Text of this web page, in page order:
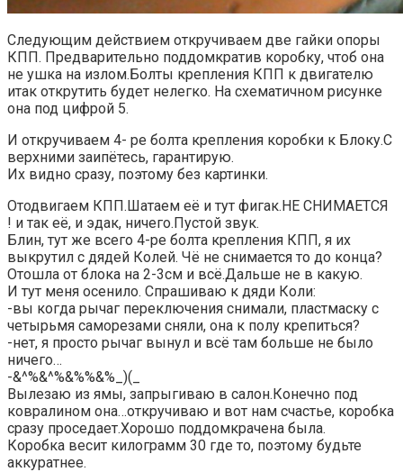
Следующим действием откручиваем две гайки опоры
КПП. Предварительно поддомкратив коробку, чтоб она
не ушка на излом.Болты крепления КПП к двигателю
итак открутить будет нелегко. На схематичном рисунке
она под цифрой 5.
И откручиваем 4- ре болта крепления коробки к Блоку.С
верхними заипётесь, гарантирую.
Их видно сразу, поэтому без картинки.
Отодвигаем КПП.Шатаем её и тут фигак.НЕ СНИМАЕТСЯ
! и так её, и эдак, ничего.Пустой звук.
Блин, тут же всего 4-ре болта крепления КПП, я их
выкрутил с дядей Колей. Чё не снимается то до конца?
Отошла от блока на 2-3см и всё.Дальше не в какую.
И тут меня осенило. Спрашиваю к дяди Коли:
-вы когда рычаг переключения снимали, пластмаску с
четырьмя саморезами сняли, она к полу крепиться?
-нет, я просто рычаг вынул и всё там больше не было
ничего…
-&^%&^%&%%&%_)(_
Вылезаю из ямы, запрыгиваю в салон.Конечно под
ковралином она…откручиваю и вот нам счастье, коробка
сразу проседает.Хорошо поддомкрачена была.
Коробка весит килограмм 30 где то, поэтому будьте
аккуратнее.